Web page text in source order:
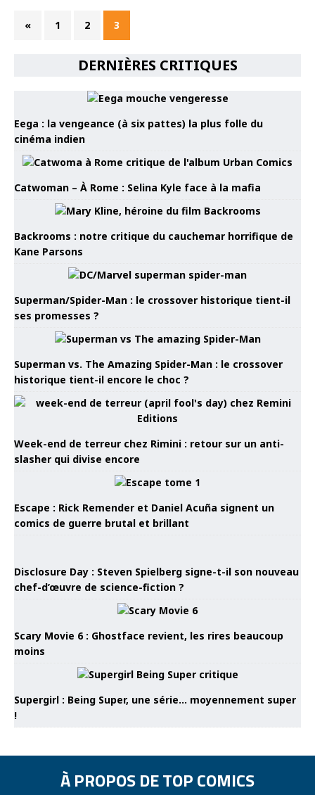
« 1 2 3
DERNIÈRES CRITIQUES
Eega : la vengeance (à six pattes) la plus folle du
cinéma indien
Catwoman – À Rome : Selina Kyle face à la mafia
Backrooms : notre critique du cauchemar horrifique de
Kane Parsons
Superman/Spider-Man : le crossover historique tient-il
ses promesses ?
Superman vs. The Amazing Spider-Man : le crossover
historique tient-il encore le choc ?
Week-end de terreur chez Rimini : retour sur un anti-
slasher qui divise encore
Escape : Rick Remender et Daniel Acuña signent un
comics de guerre brutal et brillant
Disclosure Day : Steven Spielberg signe-t-il son nouveau
chef-d’œuvre de science-fiction ?
Scary Movie 6 : Ghostface revient, les rires beaucoup
moins
Supergirl : Being Super, une série… moyennement super
!
À PROPOS DE TOP COMICS